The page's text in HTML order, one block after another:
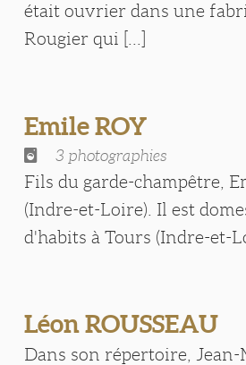
était ouvrier dans une
Rougier qui [...]
Emile ROY
3 photographies
Fils du garde-champêtre,
(Indre-et-Loire). Il est
d'habits à Tours (Indre-et-
Léon ROUSSEAU
Dans son répertoire,